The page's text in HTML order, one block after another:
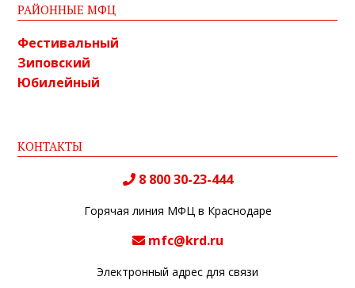
РАЙОННЫЕ МФЦ
Фестивальный
Зиповский
Юбилейный
КОНТАКТЫ
8 800 30-23-444
Горячая линия МФЦ в Краснодаре
mfc@krd.ru
Электронный адрес для связи